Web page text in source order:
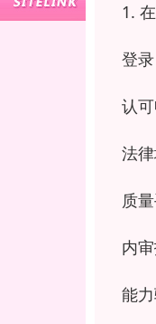
1.
登
认
法
质
内
能